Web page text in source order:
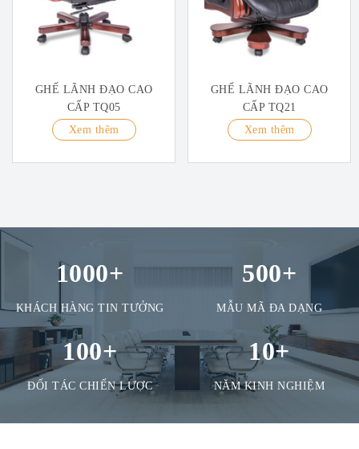
GHẾ LÃNH ĐẠO CAO
CẤP TQ05
Xem thêm
GHẾ LÃNH ĐẠO CAO
CẤP TQ21
Xem thêm
1000+
KHÁCH HÀNG TIN TƯỞNG
500+
MẪU MÃ ĐA DẠNG
100+
ĐỐI TÁC CHIẾN LƯỢC
10+
NĂM KINH NGHIỆM